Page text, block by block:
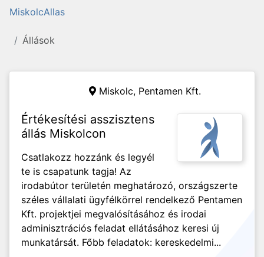
MiskolcAllas
Állások
Miskolc, Pentamen Kft.
Értékesítési asszisztens
állás Miskolcon
Csatlakozz hozzánk és legyél
te is csapatunk tagja! Az
irodabútor területén meghatározó, országszerte
széles vállalati ügyfélkörrel rendelkező Pentamen
Kft. projektjei megvalósításához és irodai
adminisztrációs feladat ellátásához keresi új
munkatársát. Főbb feladatok: kereskedelmi...